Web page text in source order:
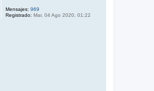
Mensajes: 969
Registrado: Mar, 04 Ago 2020, 01:22